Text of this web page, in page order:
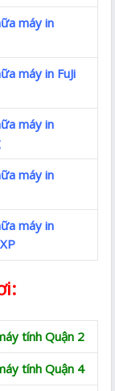
máy in
máy in FuJi
máy in
máy in
máy in
tính Quận 2
tính Quận 4